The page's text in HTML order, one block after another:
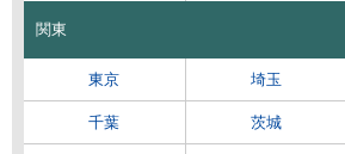
関東
東京 埼玉
千葉 茨城